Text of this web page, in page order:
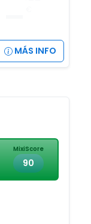
MÁS INFO
MixiScore
90